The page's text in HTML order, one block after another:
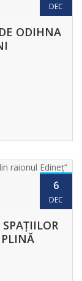
DEC
ODIHNA
6
DEC